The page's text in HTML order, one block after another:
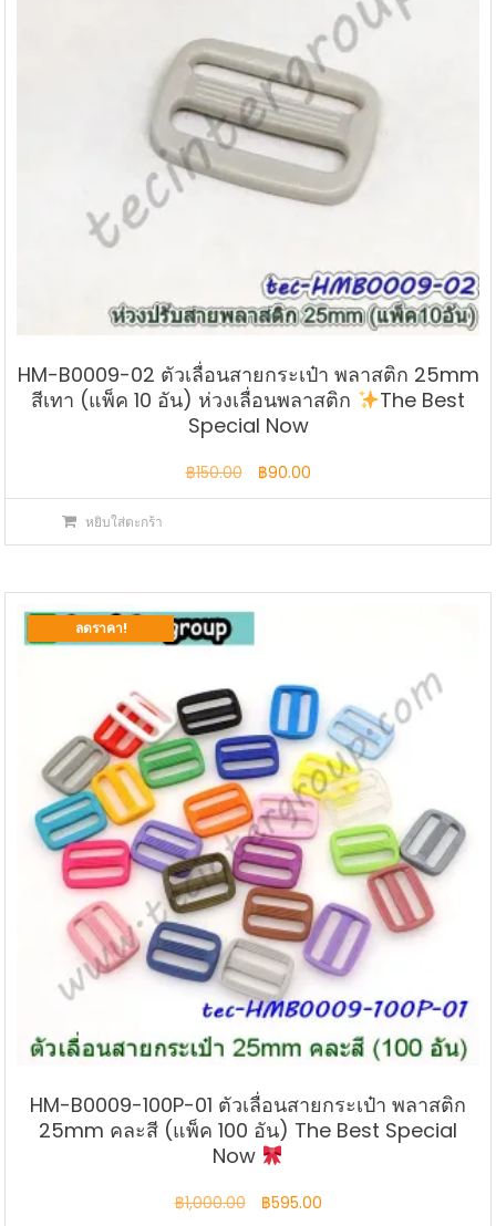
HM-B0009-02 ตัวเลื่อนสายกระเป๋า พลาสติก 25mm
สีเทา (แพ็ค 10 อัน) ห่วงเลื่อนพลาสติก
The Best
Special Now
฿150.00
Original
price
฿90.00Current
price
หยิบใส่ตะกร้า
ลดราคา!
HM-B0009-100P-01 ตัวเลื่อนสายกระเป๋า พลาสติก
25mm คละสี (แพ็ค 100 อัน) The Best Special
Now
฿1,000.00
Original
฿595.00Current